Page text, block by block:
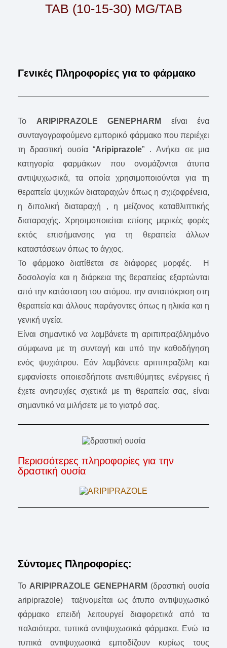
TAB (10-15-30) MG/TAB
Γενικές Πληροφορίες για το φάρμακο
Το ARIPIPRAZOLE GENEPHARM είναι ένα
συνταγογραφούμενο εμπορικό φάρμακο που περιέχει
τη δραστική ουσία “Aripiprazole” . Ανήκει σε μια
κατηγορία φαρμάκων που ονομάζονται άτυπα
αντιψυχωσικά, τα οποία χρησιμοποιούνται για τη
θεραπεία ψυχικών διαταραχών όπως η σχιζοφρένεια,
η διπολική διαταραχή , η μείζονος καταθλιπτικής
διαταραχής. Χρησιμοποιείται επίσης μερικές φορές
εκτός επισήμανσης για τη θεραπεία άλλων
καταστάσεων όπως το άγχος.
Το φάρμακο διατίθεται σε διάφορες μορφές. Η
δοσολογία και η διάρκεια της θεραπείας εξαρτώνται
από την κατάσταση του ατόμου, την ανταπόκριση στη
θεραπεία και άλλους παράγοντες όπως η ηλικία και η
γενική υγεία.
Είναι σημαντικό να λαμβάνετε τη αριπιπραζόλημόνο
σύμφωνα με τη συνταγή και υπό την καθοδήγηση
ενός ψυχιάτρου. Εάν λαμβάνετε αριπιπραζόλη και
εμφανίσετε οποιεσδήποτε ανεπιθύμητες ενέργειες ή
έχετε ανησυχίες σχετικά με τη θεραπεία σας, είναι
σημαντικό να μιλήσετε με το γιατρό σας.
Περισσότερες πληροφορίες για την
δραστική ουσία
Σύντομες Πληροφορίες:
Το ARIPIPRAZOLE GENEPHARM (δραστική ουσία
aripiprazole) ταξινομείται ως άτυπο αντιψυχωσικό
φάρμακο επειδή λειτουργεί διαφορετικά από τα
παλαιότερα, τυπικά αντιψυχωσικά φάρμακα. Ενώ τα
τυπικά αντιψυχωσικά εμποδίζουν κυρίως τους